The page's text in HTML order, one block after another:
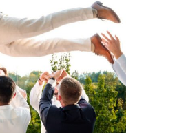
tout le monde ?
LA SUITE